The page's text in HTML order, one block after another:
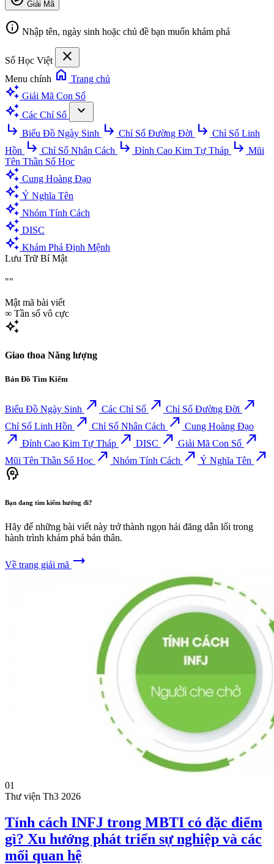
Giải Mã
info Nhập tên, ngày sinh hoặc chủ đề bạn muốn khám phá
Số Học Việt close
Menu chính home Trang chủ
auto_awesome Giải Mã Con Số
auto_awesome Các Chỉ Số
expand_more
subdirectory_arrow_right Biểu Đồ Ngày Sinh subdirectory_arrow_right Chỉ Số Đường Đời subdirectory_arrow_right Chỉ Số Linh
Hồn subdirectory_arrow_right Chỉ Số Nhân Cách subdirectory_arrow_right Đỉnh Cao Kim Tự Tháp subdirectory_arrow_right Mũi
Tên Thần Số Học
auto_awesome Cung Hoàng Đạo
auto_awesome Ý Nghĩa Tên
auto_awesome Nhóm Tính Cách
auto_awesome DISC
auto_awesome Khám Phá Định Mệnh
Lưu Trữ Bí Mật
""
Mật mã bài viết
∞ Tần số vô cực
auto_awesome
Giao thoa Năng lượng
Bản Đồ Tìm Kiếm
Biểu Đồ Ngày Sinh north_east Các Chỉ Số north_east Chỉ Số Đường Đời north_east
Chỉ Số Linh Hồn north_east Chỉ Số Nhân Cách north_east Cung Hoàng Đạo
north_east Đỉnh Cao Kim Tự Tháp north_east DISC north_east Giải Mã Con Số north_east
Mũi Tên Thần Số Học north_east Nhóm Tính Cách north_east Ý Nghĩa Tên north_east
psychology
Bạn đang tìm kiếm hướng đi?
Hãy để những bài viết này trở thành ngọn hải đăng dẫn lối trong
hành trình khám phá bản thân.
Về trang giải mã trending_flat
01
Thư viện Th3 2026
Tính cách INFJ trong MBTI có đặc điểm
gì? Xu hướng phát triển sự nghiệp và các
mối quan hệ